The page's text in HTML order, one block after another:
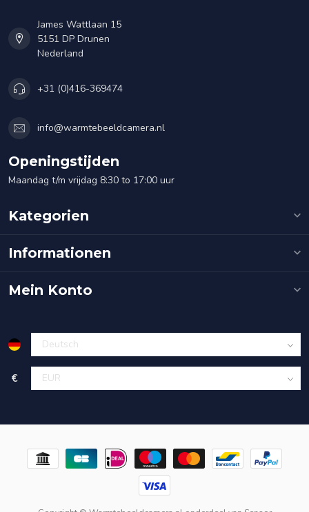
James Wattlaan 15
5151 DP Drunen
Nederland
+31 (0)416-369474
info@warmtebeeldcamera.nl
Openingstijden
Maandag t/m vrijdag 8:30 to 17:00 uur
Kategorien
Informationen
Mein Konto
€